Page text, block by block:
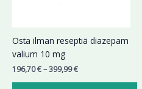
Osta ilman reseptiä diazepam
valium 10 mg
196,70€–399,99€
sivulla.